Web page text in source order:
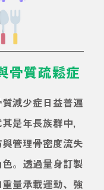
骨質疏鬆症
減少症日益普遍
是年長族群中，
管理骨密度流失
。透過量身訂製
量承載運動、強